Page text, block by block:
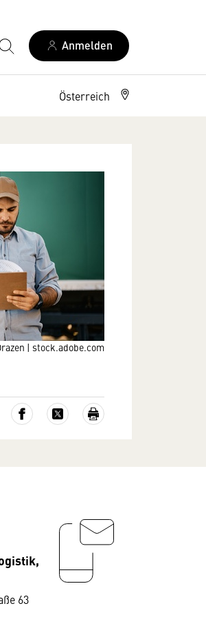
Anmelden
Österreich
| stock.adobe.com
63